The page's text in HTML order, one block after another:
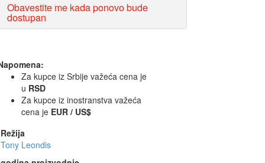
Obavestite me kada ponovo bude
dostupan
Za kupce iz Srbije važeća cena je
u RSD
Za kupce iz inostranstva važeća
cena je EUR / US$
Režija
Tony Leondis